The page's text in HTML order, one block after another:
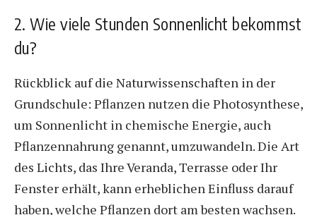
2. Wie viele Stunden Sonnenlicht bekommst
du?
Rückblick auf die Naturwissenschaften in der
Grundschule: Pflanzen nutzen die Photosynthese,
um Sonnenlicht in chemische Energie, auch
Pflanzennahrung genannt, umzuwandeln. Die Art
des Lichts, das Ihre Veranda, Terrasse oder Ihr
Fenster erhält, kann erheblichen Einfluss darauf
haben, welche Pflanzen dort am besten wachsen.